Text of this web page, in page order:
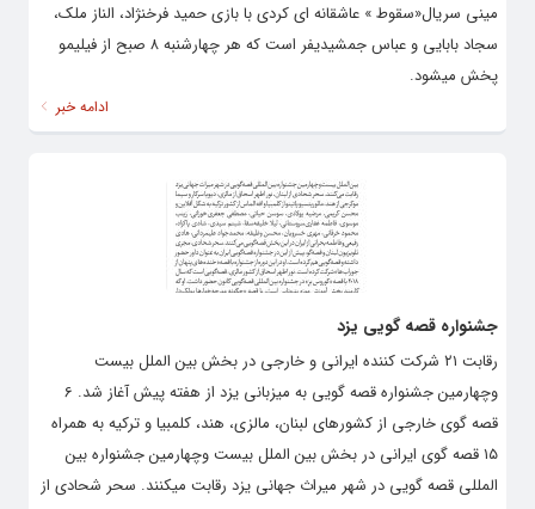
مینی سریال«سقوط » عاشقانه ای کردی با بازی حمید فرخنژاد، الناز ملک،
سجاد بابایی و عباس جمشیدیفر است که هر چهارشنبه ۸ صبح از فیلیمو
پخش میشود.
ادامه خبر
جشنواره قصه گویی یزد
رقابت ۲۱ شرکت کننده ایرانی و خارجی در بخش بین الملل بیست
وچهارمین جشنواره قصه گویی به میزبانی یزد از هفته پیش آغاز شد. 6
قصه گوی خارجی از کشورهای لبنان، مالزی، هند، کلمبیا و ترکیه به همراه
۱۵ قصه گوی ایرانی در بخش بین الملل بیست وچهارمین جشنواره بین
المللی قصه گویی در شهر میراث جهانی یزد رقابت میکنند. سحر شحادی از